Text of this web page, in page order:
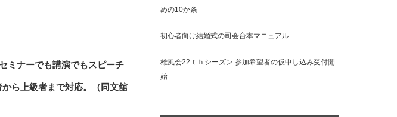
ミナーでも講演でもスピーチ
ら上級者まで対応。（同文舘
めの10か条
初心者向け結婚式の司会台本マニュアル
雄風会22ｔｈシーズン 参加希望者の仮申し込み受付開
始